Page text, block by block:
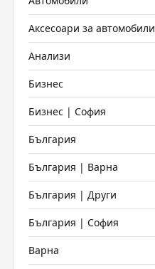
Аксесоари за автомобили
Анализи
Бизнес
Бизнес | София
България
България | Варна
България | Други
България | София
Варна